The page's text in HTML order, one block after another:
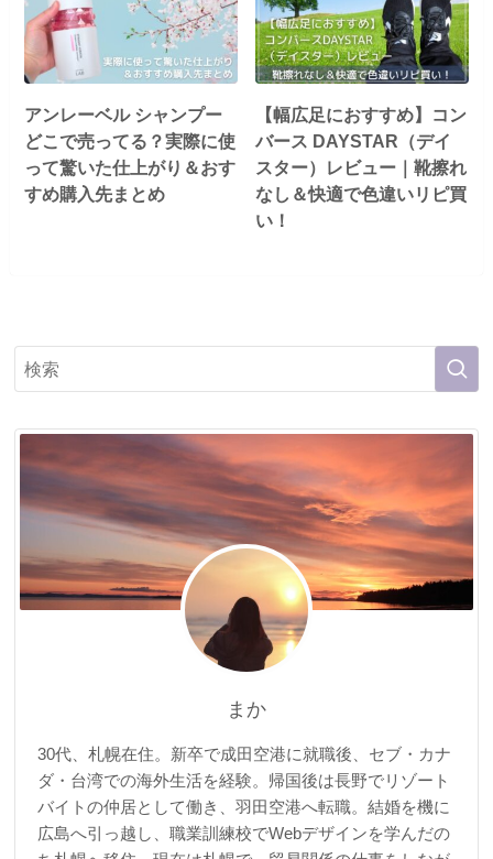
アンレーベル シャンプー
どこで売ってる？実際に使
って驚いた仕上がり＆おす
すめ購入先まとめ
【幅広足におすすめ】コン
バース DAYSTAR（デイ
スター）レビュー｜靴擦れ
なし＆快適で色違いリピ買
い！
まか
30代、札幌在住。新卒で成田空港に就職後、セブ・カナ
ダ・台湾での海外生活を経験。帰国後は長野でリゾート
バイトの仲居として働き、羽田空港へ転職。結婚を機に
広島へ引っ越し、職業訓練校でWebデザインを学んだの